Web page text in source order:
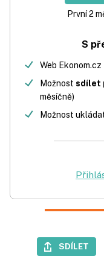
První 2
S
Web Ekonom.cz
Možnost sdílet
měsíčně)
Možnost
SDÍLET